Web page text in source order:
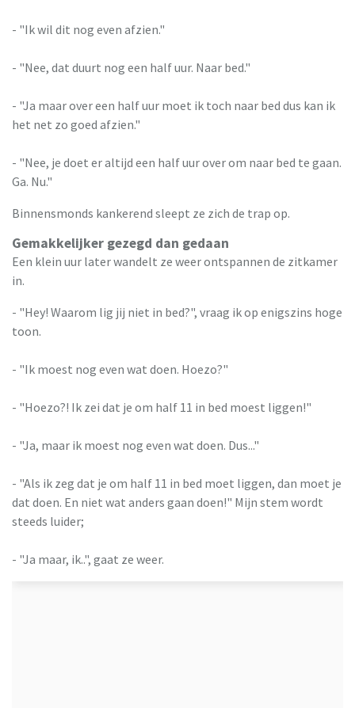
- "Ik wil dit nog even afzien."
- "Nee, dat duurt nog een half uur. Naar bed."
- "Ja maar over een half uur moet ik toch naar bed dus kan ik
het net zo goed afzien."
- "Nee, je doet er altijd een half uur over om naar bed te gaan.
Ga. Nu."
Binnensmonds kankerend sleept ze zich de trap op.
Gemakkelijker gezegd dan gedaan
Een klein uur later wandelt ze weer ontspannen de zitkamer
in.
- "Hey! Waarom lig jij niet in bed?", vraag ik op enigszins hoge
toon.
- "Ik moest nog even wat doen. Hoezo?"
- "Hoezo?! Ik zei dat je om half 11 in bed moest liggen!"
- "Ja, maar ik moest nog even wat doen. Dus..."
- "Als ik zeg dat je om half 11 in bed moet liggen, dan moet je
dat doen. En niet wat anders gaan doen!" Mijn stem wordt
steeds luider;
- "Ja maar, ik..", gaat ze weer.